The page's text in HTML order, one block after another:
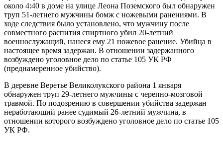
около 4:40 в доме на улице Леона Поземского был обнаружен
труп 51-летнего мужчины бомж с ножевыми ранениями. В
ходе следствия было установлено, что мужчину после
совместного распития спиртного убил 20-летний
военнослужащий, нанеся ему 21 ножевое ранение. Убийца в
настоящее время задержан. В отношении задержанного
возбуждено уголовное дело по статье 105 УК РФ
(преднамеренное убийство).
В деревне Веретье Великолукского района 1 января
обнаружен труп 29-летнего мужчины с черепно-мозговой
травмой. По подозрению в совершении убийства задержан
неработающий ранее судимый 26-летний мужчина, в
отношении которого возбуждено уголовное дело по статье 105
УК РФ.